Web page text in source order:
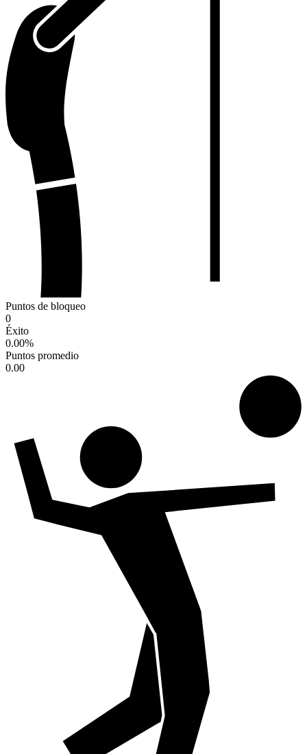
Puntos de bloqueo
0
Éxito
0.00%
Puntos promedio
0.00